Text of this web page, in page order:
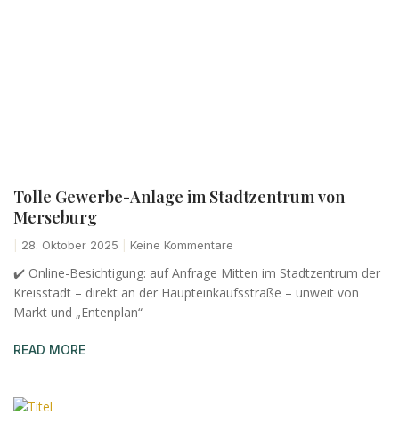
Tolle Gewerbe-Anlage im Stadtzentrum von
Merseburg
28. Oktober 2025 Keine Kommentare
✔️ Online-Besichtigung: auf Anfrage Mitten im Stadtzentrum der
Kreisstadt – direkt an der Haupteinkaufsstraße – unweit von
Markt und „Entenplan“
READ MORE